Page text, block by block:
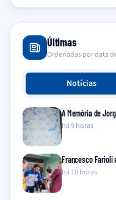
Últimas
Ordenadas por data
Notícias
A Memória de
há 9 horas
Francesco Farioli
há 10 horas